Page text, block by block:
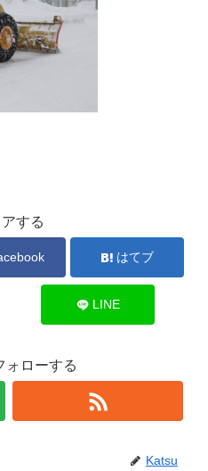
する
はてブ
LINE
ォローする
Katsu